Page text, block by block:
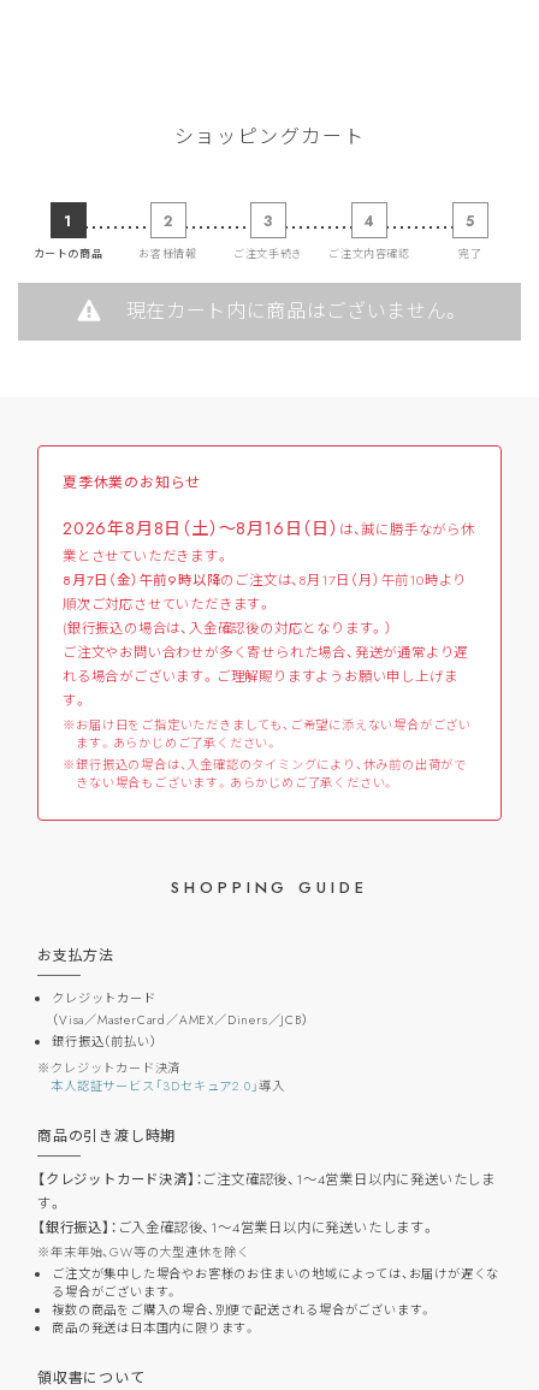
ショッピングカート
1
カートの商品
2
お客様情報
3
ご注文手続き
4
ご注文内容確認
5
完了
現在カート内に商品はございません。
夏季休業のお知らせ
2026年8月8日（土）～8月16日（日） は、誠に勝手ながら休
業とさせていただきます。
8月7日（金）午前9時以降のご注文は、8月17日（月）午前10時より
順次ご対応させていただきます。
(銀行振込の場合は、入金確認後の対応となります。）
ご注文やお問い合わせが多く寄せられた場合、発送が通常より遅
れる場合がございます。ご理解賜りますようお願い申し上げま
す。
お届け日をご指定いただきましても、ご希望に添えない場合がござい
ます。あらかじめご了承ください。
銀行振込の場合は、入金確認のタイミングにより、休み前の出荷がで
きない場合もございます。あらかじめご了承ください。
SHOPPING GUIDE
お支払方法
クレジットカード
（Visa／MasterCard／AMEX／Diners／JCB）
銀行振込（前払い）
クレジットカード決済
本人認証サービス「3Dセキュア2.0」導入
商品の引き渡し時期
【クレジットカード決済】：ご注文確認後、1～4営業日以内に発送いたしま
す。
【銀行振込】： ご入金確認後、1～4営業日以内に発送いたします。
年末年始、GW等の大型連休を除く
ご注文が集中した場合やお客様のお住まいの地域によっては、お届けが遅くな
る場合がございます。
複数の商品をご購入の場合、別便で配送される場合がございます。
商品の発送は日本国内に限ります。
領収書について